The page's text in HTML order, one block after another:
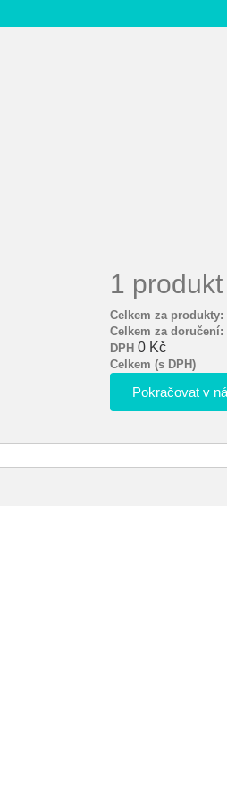
1
Celkem za produkty:
Celkem za doručení:
DPH 0 Kč
Celkem (s DPH)
Pokračovat v